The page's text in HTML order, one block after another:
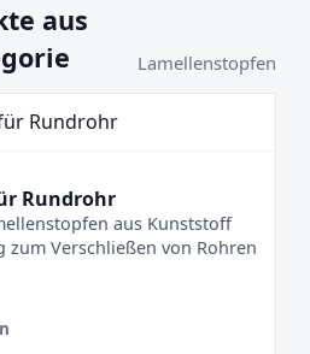
aus
Lamellenstopfen
Rundrohr
aus Kunststoff
zum Verschließen von Rohren